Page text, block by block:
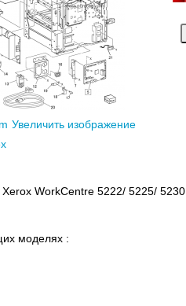
Увеличить изображение
WorkCentre 5222/ 5225/ 5230
моделях :